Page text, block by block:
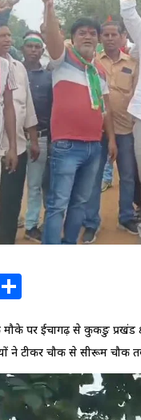
पर ईचागढ़ से कुकङु प्रखंड
टीकर चौक से सीरूम चौक तक